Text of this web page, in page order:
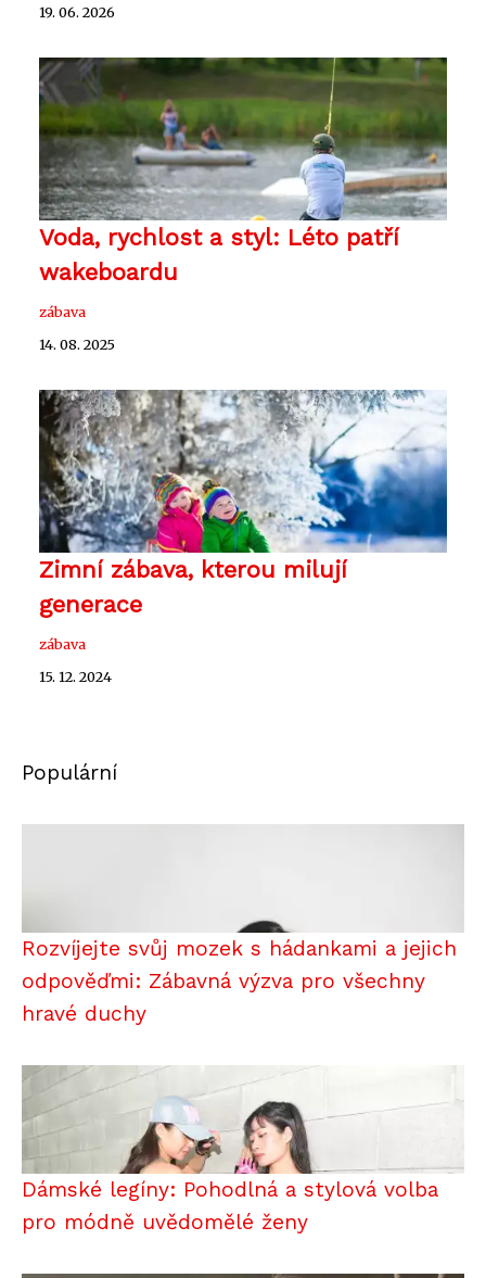
19. 06. 2026
Voda, rychlost a styl: Léto patří
wakeboardu
zábava
14. 08. 2025
Zimní zábava, kterou milují
generace
zábava
15. 12. 2024
Populární
Rozvíjejte svůj mozek s hádankami a jejich
odpověďmi: Zábavná výzva pro všechny
hravé duchy
Dámské legíny: Pohodlná a stylová volba
pro módně uvědomělé ženy